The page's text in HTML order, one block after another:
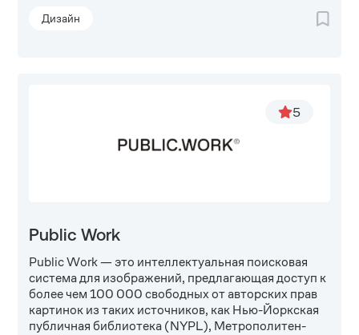
Дизайн
5
Public Work
Public Work — это интеллектуальная поисковая
система для изображений, предлагающая доступ к
более чем 100 000 свободных от авторских прав
картинок из таких источников, как Нью-Йоркская
публичная библиотека (NYPL), Метрополитен-